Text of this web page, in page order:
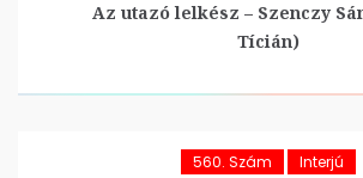
Az utazó lelkész – Szenczy
Tícián)
560. Szám Interjú